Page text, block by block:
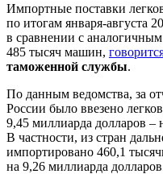
Импортные поставки
по итогам января-августа
в сравнении с
485 тысяч машин,
таможенной службы.
По данным ведомства, за
России было ввезено
9,45 миллиарда долларов –
В частности, из стран
импортировано 460,1
на 9,26 миллиарда